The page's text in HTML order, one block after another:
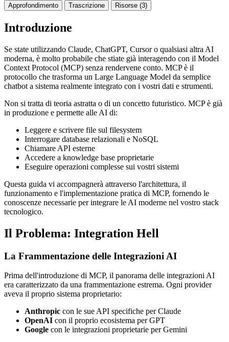
Approfondimento Trascrizione Risorse (3)
Introduzione
Se state utilizzando Claude, ChatGPT, Cursor o qualsiasi altra AI
moderna, è molto probabile che stiate già interagendo con il Model
Context Protocol (MCP) senza rendervene conto. MCP è il
protocollo che trasforma un Large Language Model da semplice
chatbot a sistema realmente integrato con i vostri dati e strumenti.
Non si tratta di teoria astratta o di un concetto futuristico. MCP è già
in produzione e permette alle AI di:
Leggere e scrivere file sul filesystem
Interrogare database relazionali e NoSQL
Chiamare API esterne
Accedere a knowledge base proprietarie
Eseguire operazioni complesse sui vostri sistemi
Questa guida vi accompagnerà attraverso l'architettura, il
funzionamento e l'implementazione pratica di MCP, fornendo le
conoscenze necessarie per integrare le AI moderne nel vostro stack
tecnologico.
Il Problema: Integration Hell
La Frammentazione delle Integrazioni AI
Prima dell'introduzione di MCP, il panorama delle integrazioni AI
era caratterizzato da una frammentazione estrema. Ogni provider
aveva il proprio sistema proprietario:
Anthropic con le sue API specifiche per Claude
OpenAI con il proprio ecosistema per GPT
Google con le integrazioni proprietarie per Gemini